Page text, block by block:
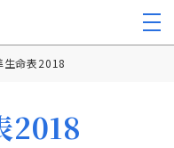
生命表2018
2018